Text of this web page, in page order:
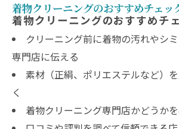
着物クリーニングのおすすめチェッ
着物クリーニングのおすすめチ
クリーニング前に着物の汚れやシミ
専門店に伝える
素材（正絹、ポリエステルなど）
く
着物クリーニング専門店かどうか